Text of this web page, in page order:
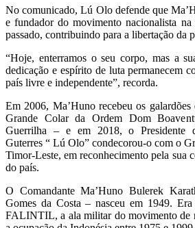
No comunicado, Lú Olo defende que
e fundador do movimento nacionalista
passado, contribuindo para a libertação da
“Hoje, enterramos o seu corpo, mas a
dedicação e espírito de luta permanecem
país livre e independente”, recorda.
Em 2006, Ma’Huno recebeu os
Grande Colar da Ordem Dom
Guerrilha – e em 2018, o Presidente
Guterres “ Lú Olo” condecorou-o com o
Timor-Leste, em reconhecimento pela sua
do país.
O Comandante Ma’Huno Bulerek
Gomes da Costa – nasceu em 1949.
FALINTIL, a ala militar do movimento de